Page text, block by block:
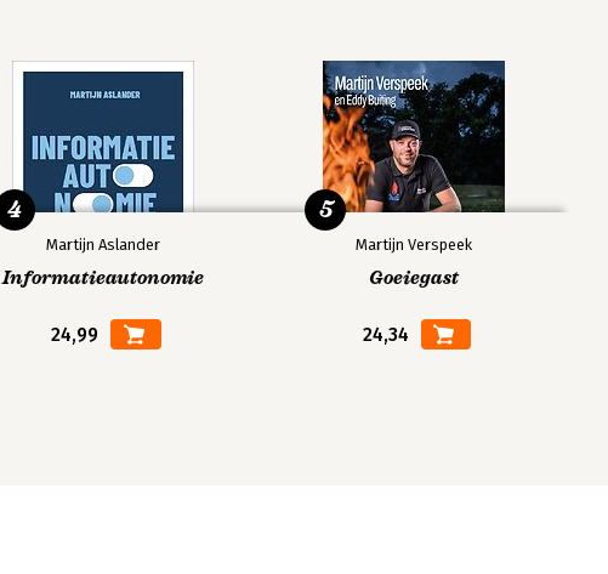
Martijn Aslander
Informatieautonomie
24,99
4
Martijn Verspeek
Goeiegast
24,34
5